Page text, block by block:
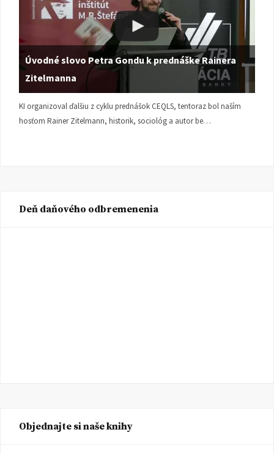
Úvodné slovo Petra Gondu k prednáške Rainera
Zitelmanna
KI organizoval ďalšiu z cyklu prednášok CEQLS, tentoraz bol naším
hosťom Rainer Zitelmann, historik, sociológ a autor be…
Deň daňového odbremenenia
Objednajte si naše knihy